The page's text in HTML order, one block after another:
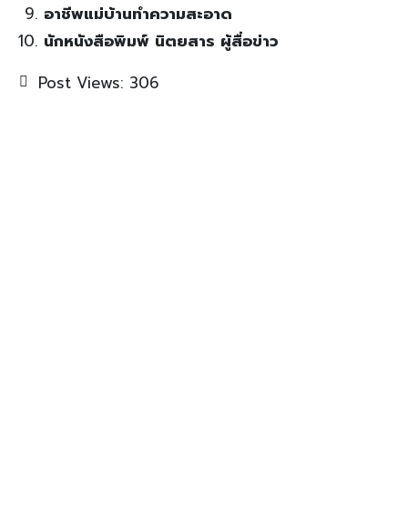
อาชีพแม่บ้านทำความสะอาด
นักหนังสือพิมพ์ นิตยสาร ผู้สื่อข่าว
Post Views: 306